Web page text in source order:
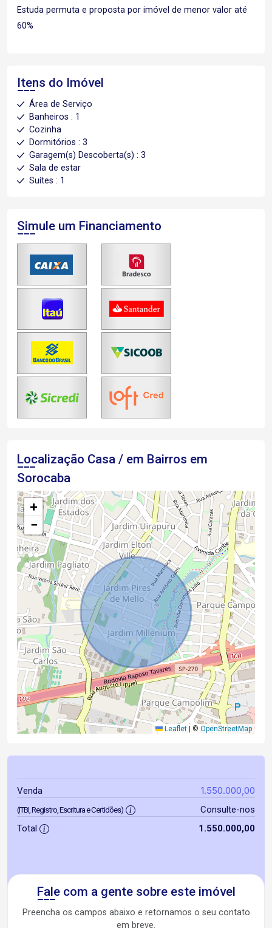
Estuda permuta e proposta por imóvel de menor valor até
60%
Itens do Imóvel
Área de Serviço
Banheiros : 1
Cozinha
Dormitórios : 3
Garagem(s) Descoberta(s) : 3
Sala de estar
Suítes : 1
Simule um Financiamento
Localização Casa / em Bairros em
Sorocaba
+
−
Leaflet © OpenStreetMap
Venda 1.550.000,00
(ITBI, Registro, Escritura e Certidões)
Consulte-nos
Total
1.550.000,00
Fale com a gente sobre este imóvel
Preencha os campos abaixo e retornamos o seu contato
em breve.